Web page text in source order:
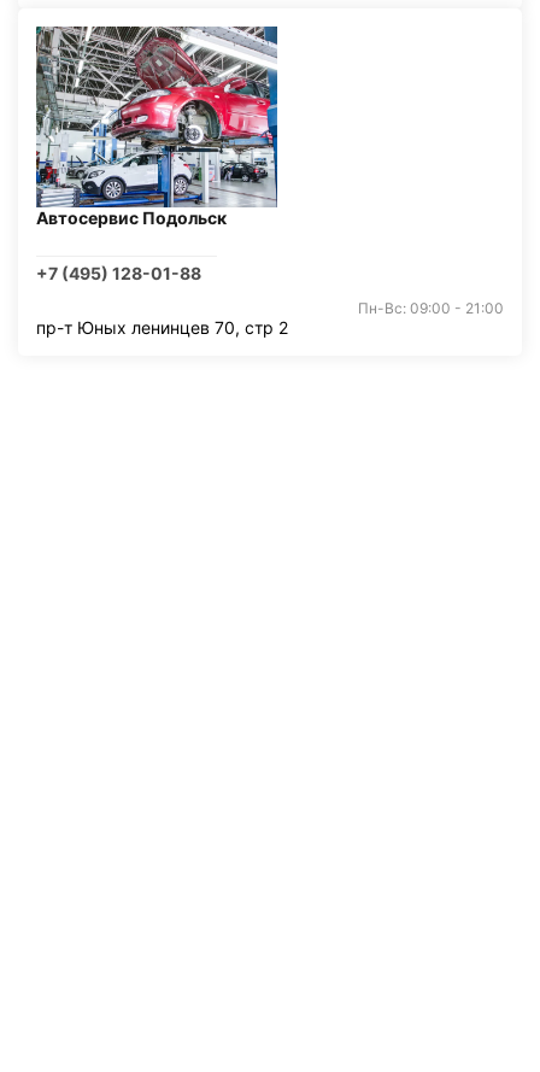
Автосервис Подольск
+7 (495) 128-01-88
Пн-Вс: 09:00 - 21:00
пр-т Юных ленинцев 70, стр 2